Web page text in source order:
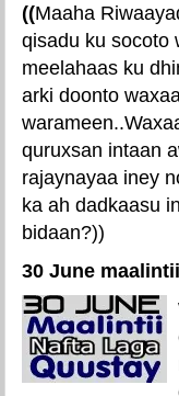
((Maaha
qisadu ku socoto
meelahaas ku
arki doonto
quruxsan intaan
rajaynayaa iney
ka ah dadkaasu
bidaan?))
30 June